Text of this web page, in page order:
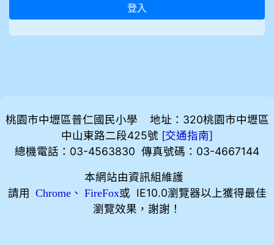
登入
桃園市中壢區普仁國民小學 地址：320桃園市中壢區
中山東路二段425號 [交通指南]
總機電話：03-4563830 傳真號碼：03-4667144
本網站由資訊組維護
請用
Chrome、 FireFox或 IE10.0瀏覽器以上獲得最佳
瀏覽效果，謝謝！